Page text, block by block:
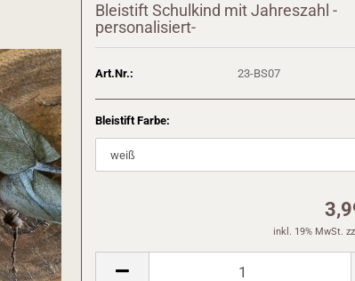
Bleistift Schulkind mit Jahreszahl -
personalisiert-
Art.Nr.: 23-BS07
Bleistift Farbe:
inkl. 19% MwSt.